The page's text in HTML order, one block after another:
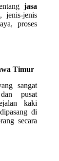
jasa
jenis-jenis
proses
Timur
sangat
pusat
kaki
di
secara